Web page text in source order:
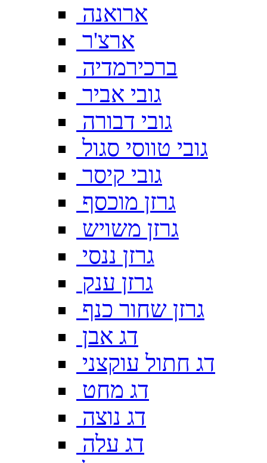
ארואנה
ארצ'ר
ברכירמדיה
גובי אביר
גובי דבורה
גובי טווסי סגול
גובי קיסר
גרזן מוכסף
גרזן משויש
גרזן ננסי
גרזן ענק
גרזן שחור כנף
דג אבן
דג חתול עוקצני
דג מחט
דג נוצה
דג עלה